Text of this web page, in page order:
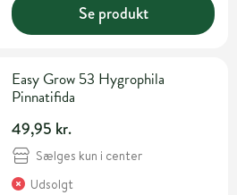
Se produkt
Easy Grow 53 Hygrophila
Pinnatifida
49,95 kr.
Sælges kun i center
Udsolgt